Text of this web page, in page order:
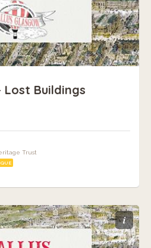
Lost Buildings
Trust
i